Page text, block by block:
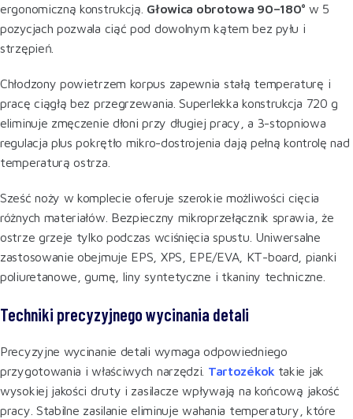
ergonomiczną konstrukcją. Głowica obrotowa 90–180° w 5
pozycjach pozwala ciąć pod dowolnym kątem bez pyłu i
strzępień.
Chłodzony powietrzem korpus zapewnia stałą temperaturę i
pracę ciągłą bez przegrzewania. Superlekka konstrukcja 720 g
eliminuje zmęczenie dłoni przy długiej pracy, a 3-stopniowa
regulacja plus pokrętło mikro-dostrojenia dają pełną kontrolę nad
temperaturą ostrza.
Sześć noży w komplecie oferuje szerokie możliwości cięcia
różnych materiałów. Bezpieczny mikroprzełącznik sprawia, że
ostrze grzeje tylko podczas wciśnięcia spustu. Uniwersalne
zastosowanie obejmuje EPS, XPS, EPE/EVA, KT-board, pianki
poliuretanowe, gumę, liny syntetyczne i tkaniny techniczne.
Techniki precyzyjnego wycinania detali
Precyzyjne wycinanie detali wymaga odpowiedniego
przygotowania i właściwych narzędzi. Tartozékok takie jak
wysokiej jakości druty i zasilacze wpływają na końcową jakość
pracy. Stabilne zasilanie eliminuje wahania temperatury, które